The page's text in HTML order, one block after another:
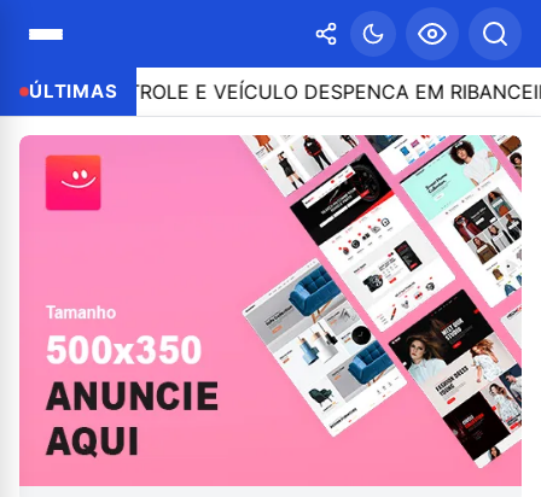
ÚLTIMAS
CONTROLE E VEÍCULO DESPENCA EM RIBANCEIRA